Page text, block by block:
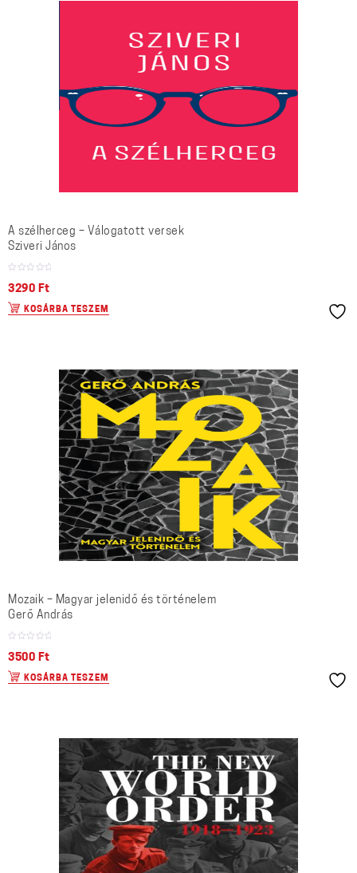
A szélherceg – Válogatott versek
Sziveri János
3290 Ft
KOSÁRBA TESZEM
Mozaik – Magyar jelenidő és történelem
Gerő András
3500 Ft
KOSÁRBA TESZEM